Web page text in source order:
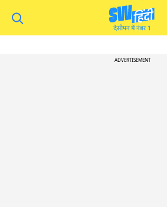
ADVERTISEMENT